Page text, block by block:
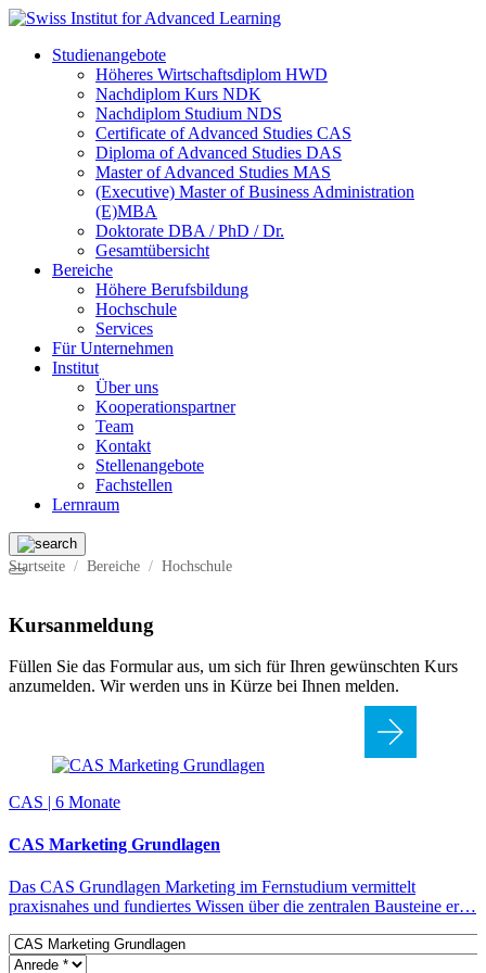
Studienangebote
Höheres Wirtschaftsdiplom HWD
Nachdiplom Kurs NDK
Nachdiplom Studium NDS
Certificate of Advanced Studies CAS
Diploma of Advanced Studies DAS
Master of Advanced Studies MAS
(Executive) Master of Business Administration
(E)MBA
Doktorate DBA / PhD / Dr.
Gesamtübersicht
Bereiche
Höhere Berufsbildung
Hochschule
Services
Für Unternehmen
Institut
Über uns
Kooperationspartner
Team
Kontakt
Stellenangebote
Fachstellen
Lernraum
Startseite Bereiche Hochschule
Kursanmeldung
Füllen Sie das Formular aus, um sich für Ihren gewünschten Kurs
anzumelden. Wir werden uns in Kürze bei Ihnen melden.
CAS | 6 Monate
CAS Marketing Grundlagen
Das CAS Grundlagen Marketing im Fernstudium vermittelt
praxisnahes und fundiertes Wissen über die zentralen Bausteine er…